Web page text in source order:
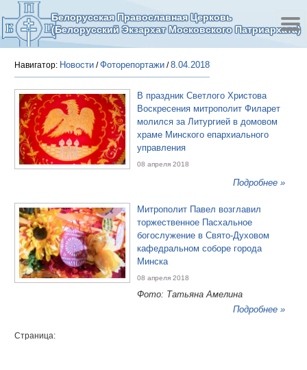
Белорусская Православная Церковь
(Белорусский Экзархат Московского Патриархата)
Навигатор: Новости /Фоторепортажи /8.04.2018
В праздник Светлого Христова
Воскресения митрополит Филарет
молился за Литургией в домовом
храме Минского епархиального
управления
08 апреля 2018
Подробнее »
Митрополит Павел возглавил
торжественное Пасхальное
богослужение в Свято-Духовом
кафедральном соборе города
Минска
08 апреля 2018
Фото: Татьяна Амелина
Подробнее »
Страница: